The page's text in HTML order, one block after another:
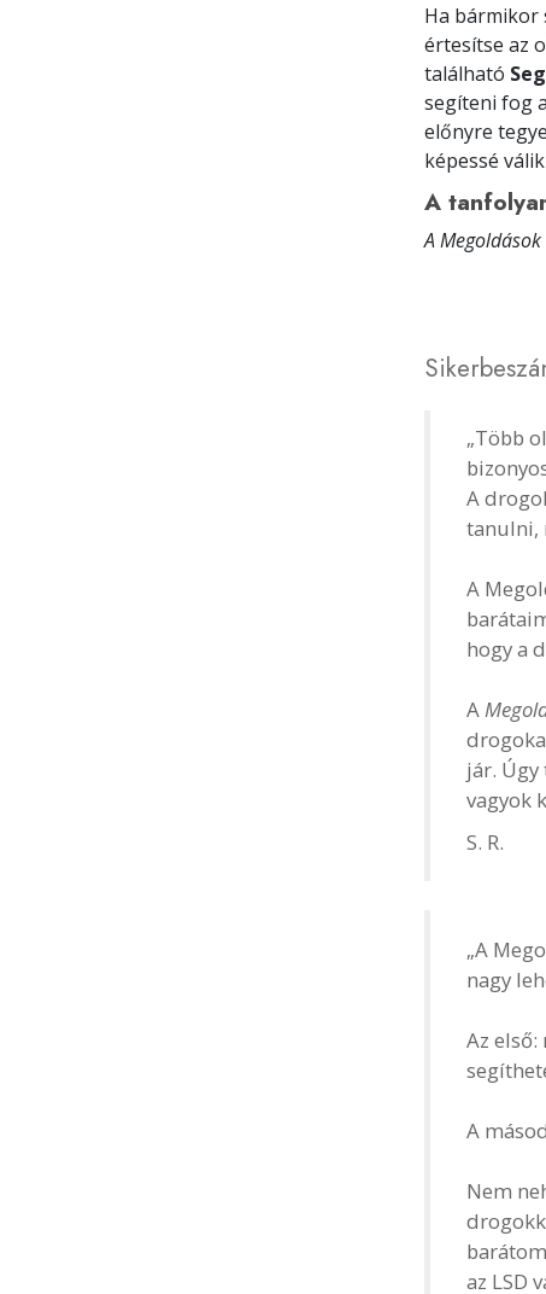
Ha bármikor
értesítse az
található
segíteni fog
előnyre
képessé
A
A
„Több
A
tanulni,
A
hogy a
A
jár. Úgy
vagyok
S. R.
„A
nagy
Az
A
Nem
az LSD